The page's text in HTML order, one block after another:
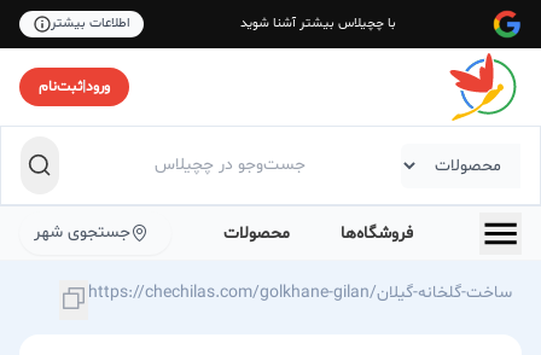
با چچیلاس بیشتر آشنا شوید اطلاعات بیشتر
ورود|ثبت‌نام
فروشگاه‌ها محصولات جستجوی شهر
https://chechilas.com/golkhane-gilan/ساخت-گلخانه-گیلان